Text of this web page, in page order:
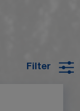
Filter